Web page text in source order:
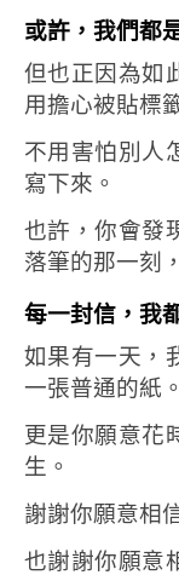
或許，我們都
但也正因為如
用擔心被貼標
不用害怕別人
寫下來。
也許，你會發
落筆的那一刻
每一封信，我
如果有一天，
一張普通的紙。
更是你願意花
生。
謝謝你願意相
也謝謝你願意